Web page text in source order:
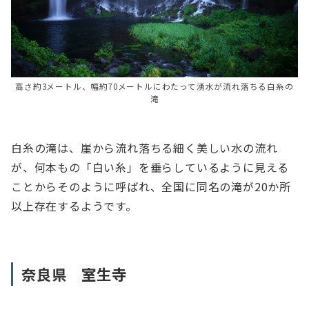
高さ約3メートル、幅約70メートルにわたって湧水が流れ落ちる白糸の
滝
白糸の滝は、崖から流れ落ちる細く美しい水の流れ
が、何本もの「白い糸」を垂らしているように見える
ことからそのように呼ばれ、全国に同名の滝が20か所
以上存在するようです。
奈良県 室生寺